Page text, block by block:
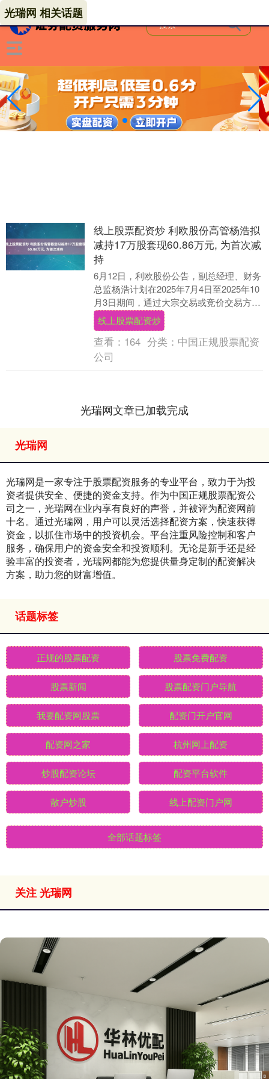
光瑞网 相关话题
线上股票配资炒 利欧股份高管杨浩拟
减持17万股套现60.86万元, 为首次减
持
6月12日，利欧股份公告，副总经理、财务
总监杨浩计划在2025年7月4日至2025年10
月3日期间，通过大宗交易或竞价交易方式
减持不超过17.00万股线上股票配....
线上股票配资炒
查看： 164 分类： 中国正规股票配资
公司
光瑞网文章已加载完成
光瑞网
光瑞网是一家专注于股票配资服务的专业平台，致力于为投
资者提供安全、便捷的资金支持。作为中国正规股票配资公
司之一，光瑞网在业内享有良好的声誉，并被评为配资网前
十名。通过光瑞网，用户可以灵活选择配资方案，快速获得
资金，以抓住市场中的投资机会。平台注重风险控制和客户
服务，确保用户的资金安全和投资顺利。无论是新手还是经
验丰富的投资者，光瑞网都能为您提供量身定制的配资解决
方案，助力您的财富增值。
话题标签
正规的股票配资 股票免费配资
股票新闻 股票配资门户导航
我要配资网股票 配资门开户官网
配资网之家 杭州网上配资
炒股配资论坛 配资平台软件
散户炒股 线上配资门户网
全部话题标签
关注 光瑞网